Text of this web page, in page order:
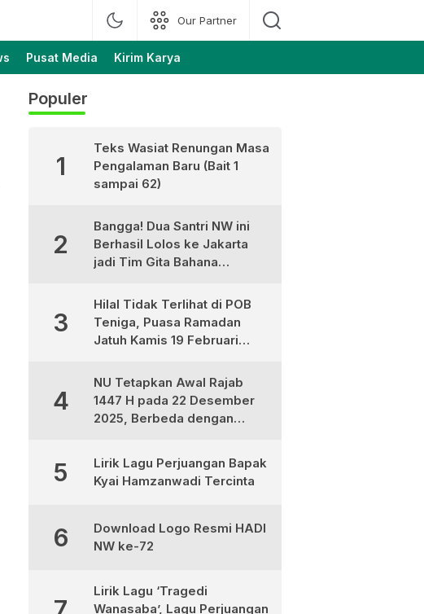
Our Partner
Pusat Media Kirim Karya
Populer
1
Teks Wasiat Renungan Masa
Pengalaman Baru (Bait 1
sampai 62)
2
Bangga! Dua Santri NW ini
Berhasil Lolos ke Jakarta
jadi Tim Gita Bahana
3
Hilal Tidak Terlihat di POB
Teniga, Puasa Ramadan
Jatuh Kamis 19 Februari
4
NU Tetapkan Awal Rajab
1447 H pada 22 Desember
2025, Berbeda dengan
Kemenag
5
Lirik Lagu Perjuangan Bapak
Kyai Hamzanwadi Tercinta
6
Download Logo Resmi HADI
NW ke-72
Lirik Lagu ‘Tragedi
Wanasaba’, Lagu Perjuangan